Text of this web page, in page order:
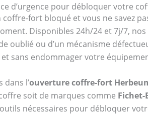
d’urgence pour débloquer votre
fort bloqué et vous ne savez
Disponibles 24h/24 et 7j/7,
oublié ou d’un mécanisme
sans endommager votre
dans l’ouverture coffre-fort
soit de marques comme Fichet-
nécessaires pour débloquer